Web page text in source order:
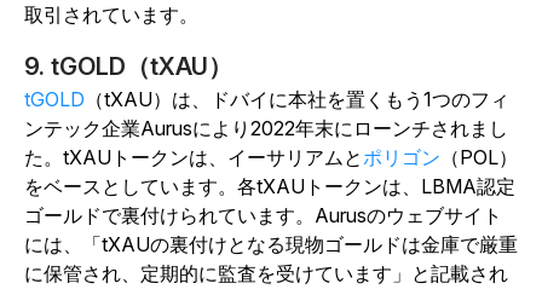
取引されています。
9. tGOLD（tXAU）
tGOLD （tXAU）は、ドバイに本社を置くもう1つのフィ
ンテック企業Aurusにより2022年末にローンチされまし
た。tXAUトークンは、イーサリアムとポリゴン （POL）
をベースとしています。各tXAUトークンは、LBMA認定
ゴールドで裏付けられています。Aurusのウェブサイト
には、「tXAUの裏付けとなる現物ゴールドは金庫で厳重
に保管され、定期的に監査を受けています」と記載され